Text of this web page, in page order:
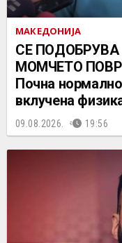
МАКЕДОНИЈА
СЕ
МОМЧЕТО
Почна
вклучена
09.08.2026. 19:56